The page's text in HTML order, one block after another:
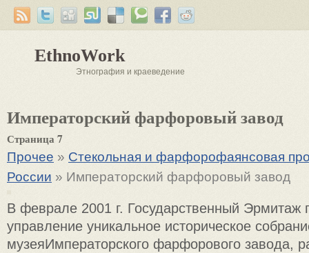
EthnoWork
Этнография и краеведение
Императорский фарфоровый завод
Страница 7
Прочее » Стекольная и фарфорофаянсовая
России » Императорский фарфоровый завод
В феврале 2001 г. Государственный Эрмитаж
управление уникальное историческое
музеяИмператорского фарфорового завода,